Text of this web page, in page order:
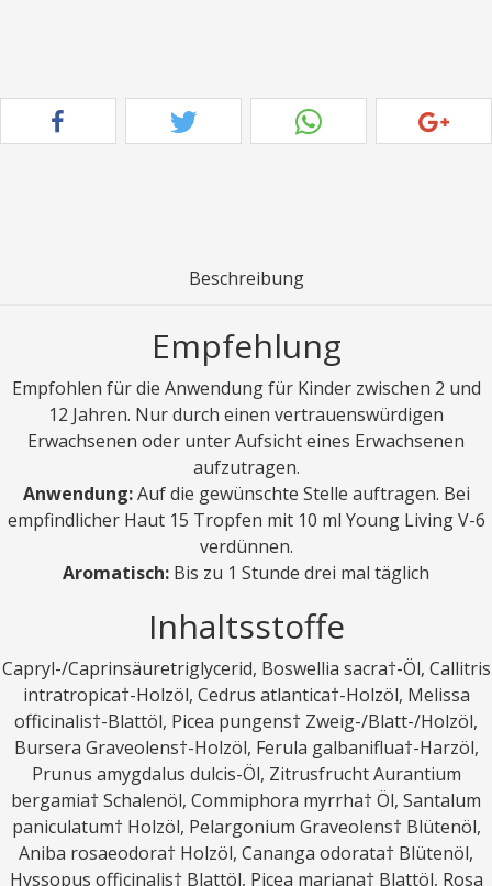
Beschreibung
Empfehlung
Empfohlen für die Anwendung für Kinder zwischen 2 und
12 Jahren. Nur durch einen vertrauenswürdigen
Erwachsenen oder unter Aufsicht eines Erwachsenen
aufzutragen.
Anwendung:Auf die gewünschte Stelle auftragen. Bei
empfindlicher Haut 15 Tropfen mit 10 ml Young Living V-6
verdünnen.
Aromatisch: Bis zu 1 Stunde drei mal täglich
Inhaltsstoffe
Capryl-/Caprinsäuretriglycerid, Boswellia sacra†-Öl, Callitris
intratropica†-Holzöl, Cedrus atlantica†-Holzöl, Melissa
officinalis†-Blattöl, Picea pungens† Zweig-/Blatt-/Holzöl,
Bursera Graveolens†-Holzöl, Ferula galbaniflua†-Harzöl,
Prunus amygdalus dulcis-Öl, Zitrusfrucht Aurantium
bergamia† Schalenöl, Commiphora myrrha† Öl, Santalum
paniculatum† Holzöl, Pelargonium Graveolens† Blütenöl,
Aniba rosaeodora† Holzöl, Cananga odorata† Blütenöl,
Hyssopus officinalis† Blattöl, Picea mariana† Blattöl, Rosa